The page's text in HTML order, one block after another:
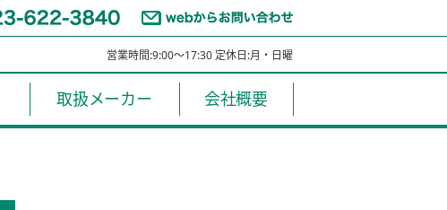
営業時間:9:00～17:30 定休日:月・日曜
取扱メーカー 会社概要